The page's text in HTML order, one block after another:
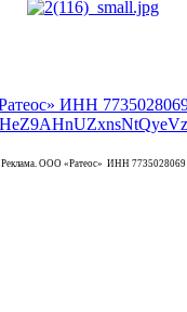
Реклама. ООО «Ратеос» ИНН 7735028069